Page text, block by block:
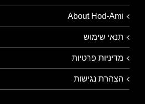
About Hod-Ami
תנאי שימוש
מדיניות פרטיות
הצהרת נגישות